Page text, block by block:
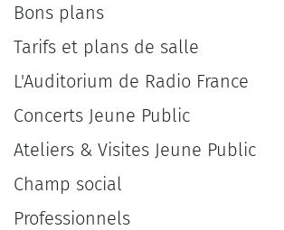
Bons plans
Tarifs et plans de salle
L'Auditorium de Radio France
Concerts Jeune Public
Ateliers & Visites Jeune Public
Champ social
Professionnels